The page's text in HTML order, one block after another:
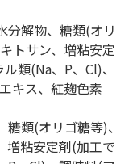
分解物、糖類(オリ
トサン、増粘安定
類(Na、P、Cl)、
キス、紅麹色素
類(オリゴ糖等)、
増粘安定剤(加工で